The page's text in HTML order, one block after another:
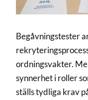
Begåvningstester
ordningsvakter.
synnerhet i roller
ställs tydliga krav